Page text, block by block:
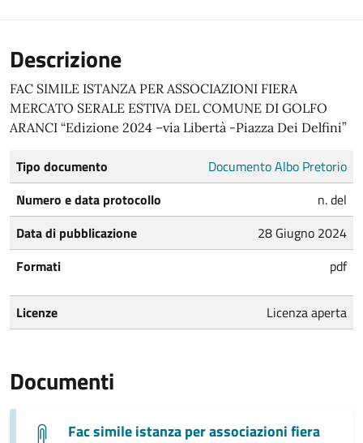
Descrizione
FAC SIMILE ISTANZA PER ASSOCIAZIONI FIERA
MERCATO SERALE ESTIVA DEL COMUNE DI GOLFO
ARANCI “Edizione 2024 –via Libertà -Piazza Dei Delfini”
Tipo documento
Documento Albo Pretorio
Numero e data protocollo
n. del
Data di pubblicazione
28 Giugno 2024
Formati
pdf
Licenze Licenza aperta
Documenti
Fac simile istanza per associazioni fiera